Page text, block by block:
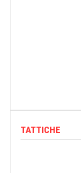
TATTICHE